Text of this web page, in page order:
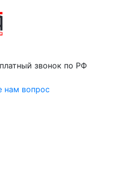
звонок по РФ
нам вопрос